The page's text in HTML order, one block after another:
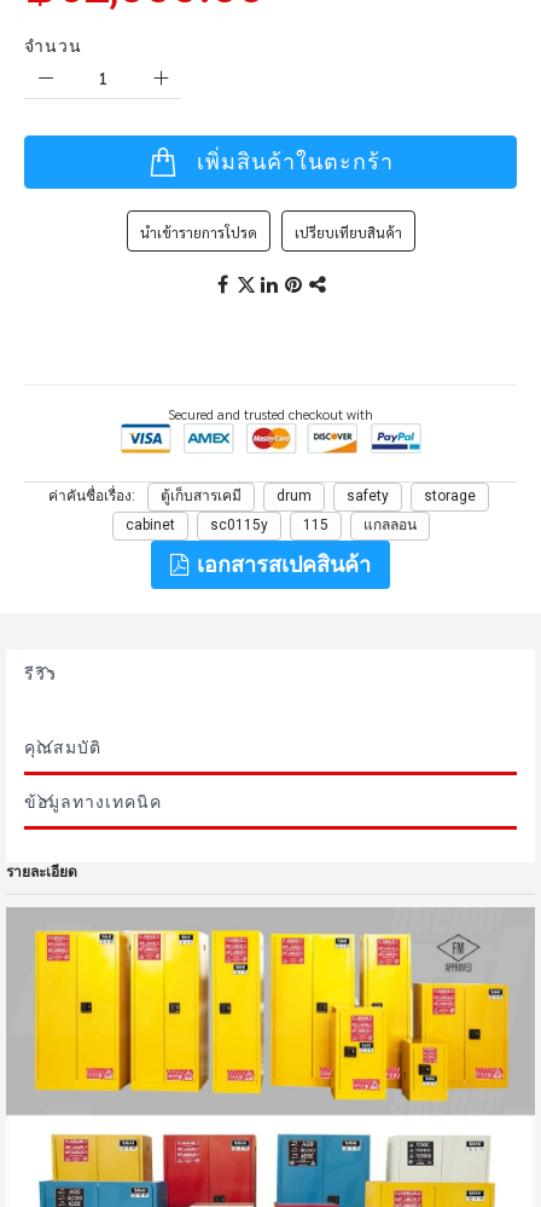
จำนวน
เพิ่มสินค้าในตะกร้า
นำเข้ารายการโปรด เปรียบเทียบสินค้า
Secured and trusted checkout with
ค่าคันชื่อเรื่อง ตู้เก็บสารเคมี drum safety
storage
cabinet
sc0115y 115 แกลลอน
เอกสารสเปคสินค้า
รีวิว
คุณสมบัติ
ข้อมูลทางเทคนิค
รายละเอียด